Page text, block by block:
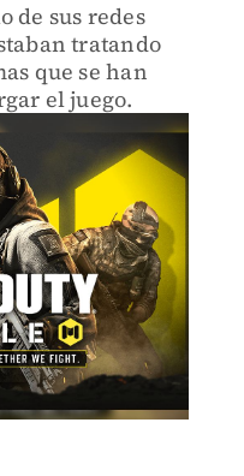
de sus redes
tratando
que se han
el juego.